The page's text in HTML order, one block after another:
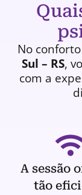
No
Sul – RS,
com a
A sessão
tão